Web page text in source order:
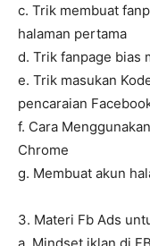
c. Trik membuat
halaman pertama
d. Trik fanpage bias
e. Trik masukan
pencaraian
f. Cara
Chrome
g. Membuat akun
3. Materi Fb Ads